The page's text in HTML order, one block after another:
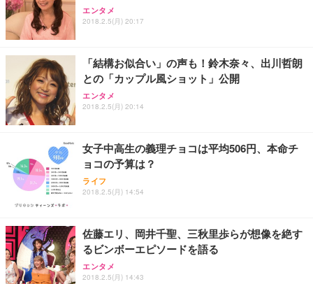
エンタメ
2018.2.5(月) 20:17
「結構お似合い」の声も！鈴木奈々、出川哲朗
との「カップル風ショット」公開
エンタメ
2018.2.5(月) 20:14
女子中高生の義理チョコは平均506円、本命チ
ョコの予算は？
ライフ
2018.2.5(月) 14:54
佐藤エリ、岡井千聖、三秋里歩らが想像を絶す
るビンボーエピソードを語る
エンタメ
2018.2.5(月) 14:43